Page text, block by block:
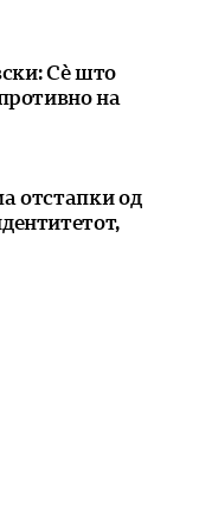
Сè што
на
отстапки од